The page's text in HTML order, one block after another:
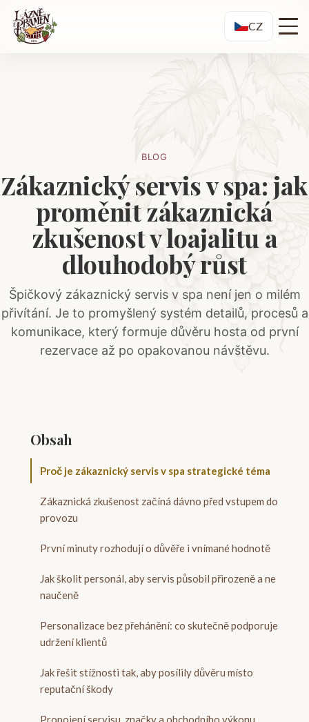
CZ
BLOG
Zákaznický servis v spa: jak
proměnit zákaznická
zkušenost v loajalitu a
dlouhodobý růst
Špičkový zákaznický servis v spa není jen o milém
přivítání. Je to promyšlený systém detailů, procesů a
komunikace, který formuje důvěru hosta od první
rezervace až po opakovanou návštěvu.
Obsah
Proč je zákaznický servis v spa strategické téma
Zákaznická zkušenost začíná dávno před vstupem do
provozu
První minuty rozhodují o důvěře i vnímané hodnotě
Jak školit personál, aby servis působil přirozeně a ne
naučeně
Personalizace bez přehánění: co skutečně podporuje
udržení klientů
Jak řešit stížnosti tak, aby posílily důvěru místo
reputační škody
Propojení servisu, značky a obchodního výkonu